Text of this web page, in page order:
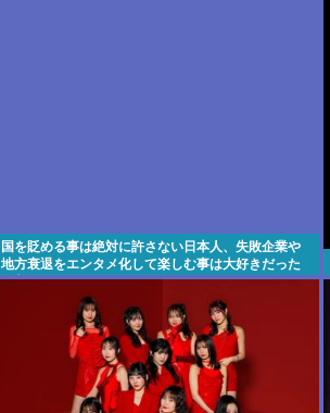
国を貶める事は絶対に許さない日本人、失敗企業や
地方衰退をエンタメ化して楽しむ事は大好きだった
と判明www